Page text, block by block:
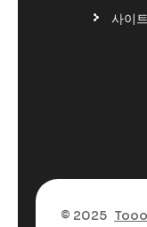
사이
© 2025